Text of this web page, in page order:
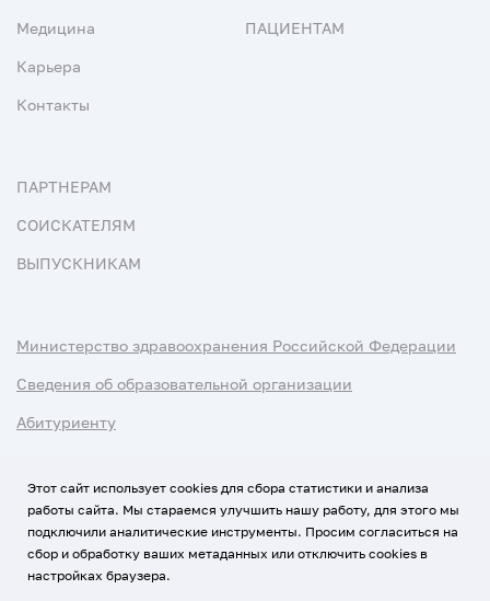
Медицина
Карьера
Контакты
ПАЦИЕНТАМ
ПАРТНЕРАМ
СОИСКАТЕЛЯМ
ВЫПУСКНИКАМ
Министерство здравоохранения Российской Федерации
Сведения об образовательной организации
Абитуриенту
Использование Cookies
Политика обработки персональных данных
Этот сайт использует cookies для сбора статистики и анализа
работы сайта. Мы стараемся улучшить нашу работу, для этого мы
подключили аналитические инструменты. Просим согласиться на
сбор и обработку ваших метаданных или отключить cookies в
настройках браузера.